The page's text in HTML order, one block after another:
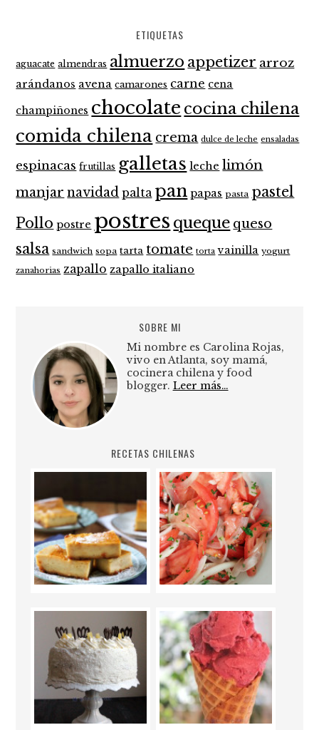
ETIQUETAS
aguacate almendras almuerzo appetizer arroz
arándanos avena camarones carne cena
champiñones chocolate cocina chilena
comida chilena crema dulce de leche ensaladas
espinacas frutillas galletas leche limón
manjar navidad palta pan papas pasta pastel
Pollo postre postres queque queso
salsa sandwich sopa tarta tomate torta vainilla yogurt
zanahorias zapallo zapallo italiano
SOBRE MI
Mi nombre es Carolina Rojas,
vivo en Atlanta, soy mamá,
cocinera chilena y food
blogger. Leer más…
RECETAS CHILENAS